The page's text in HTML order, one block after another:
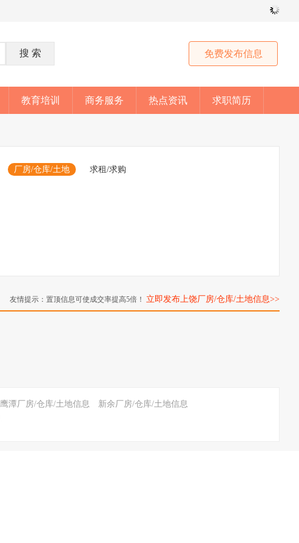
免费发布信息
教育培训 商务服务 热点资讯 求职简历
厂房/仓库/土地 求租/求购
友情提示：置顶信息可使成交率提高5倍！ 立即发布上饶厂房/仓库/土地信息>>
鹰潭厂房/仓库/土地信息
新余厂房/仓库/土地信息